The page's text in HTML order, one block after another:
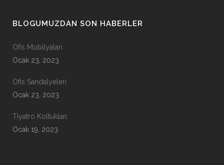
BLOGUMUZDAN SON HABERLER
Ofis Mobilyaları
Ocak 23, 2023
Ofis Sandalyeleri
Ocak 23, 2023
Tiyatro Koltukları
Ocak 19, 2023